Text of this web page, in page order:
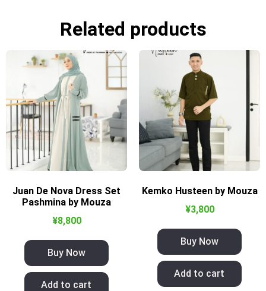
Related products
Juan De Nova Dress Set
Pashmina by Mouza
¥8,800
Buy Now
Add to cart
Kemko Husteen by Mouza
¥3,800
Buy Now
Add to cart